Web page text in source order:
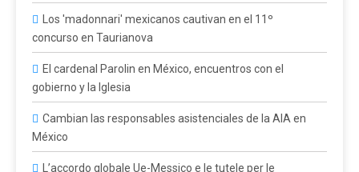
Los 'madonnari' mexicanos cautivan en el 11º
concurso en Taurianova
El cardenal Parolin en México, encuentros con el
gobierno y la Iglesia
Cambian las responsables asistenciales de la AIA en
México
L’accordo globale Ue-Messico e le tutele per le